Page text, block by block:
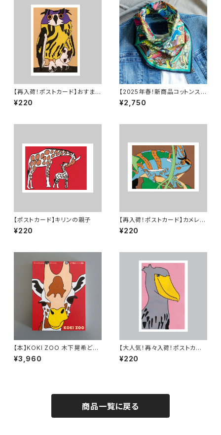
【再入荷！ポストカード】おすまし
フクロウ
¥220
【2025年春！新商品コットンスカ
ーフ】大人気作品「カエル カエル
カエル」
¥2,750
【ポストカード】キリンの親子
¥220
【再入荷！ポストカード】カメレオ
ン
¥220
【本】KOKI ZOO 木下晃希どう
ぶつ画集
¥3,960
【大人気！再々入荷！ポストカー
ド】ハシビロコウ
¥220
商品一覧に戻る